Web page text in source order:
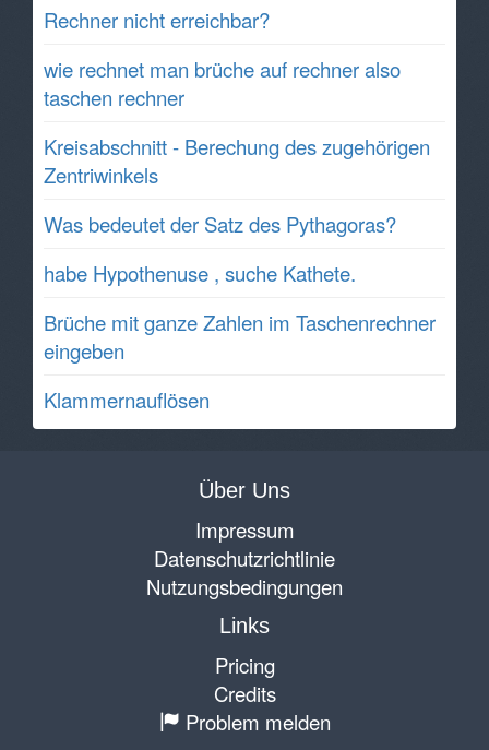
Rechner nicht erreichbar?
wie rechnet man brüche auf rechner also
taschen rechner
Kreisabschnitt - Berechung des zugehörigen
Zentriwinkels
Was bedeutet der Satz des Pythagoras?
habe Hypothenuse , suche Kathete.
Brüche mit ganze Zahlen im Taschenrechner
eingeben
Klammernauflösen
Über Uns
Impressum
Datenschutzrichtlinie
Nutzungsbedingungen
Links
Pricing
Credits
Problem melden